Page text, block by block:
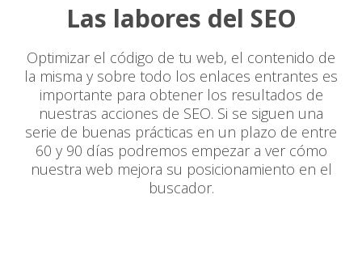
Las labores del SEO
Optimizar el código de tu web, el contenido de
la misma y sobre todo los enlaces entrantes es
importante para obtener los resultados de
nuestras acciones de SEO. Si se siguen una
serie de buenas prácticas en un plazo de entre
60 y 90 días podremos empezar a ver cómo
nuestra web mejora su posicionamiento en el
buscador.